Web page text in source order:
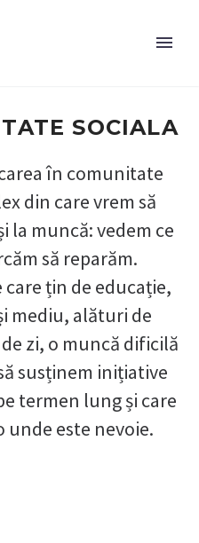
SOCIALA
în comunitate
din care vrem să
la muncă: vedem ce
să reparăm.
țin de educație,
mediu, alături de
zi, o muncă dificilă
susținem inițiative
termen lung și care
este nevoie.